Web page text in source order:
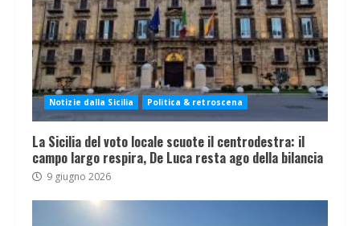
Notizie dalla Sicilia Politica & retroscena
La Sicilia del voto locale scuote il centrodestra: il
campo largo respira, De Luca resta ago della bilancia
9 giugno 2026